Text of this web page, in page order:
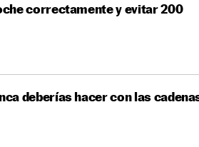
correctamente y evitar 200
deberías hacer con las